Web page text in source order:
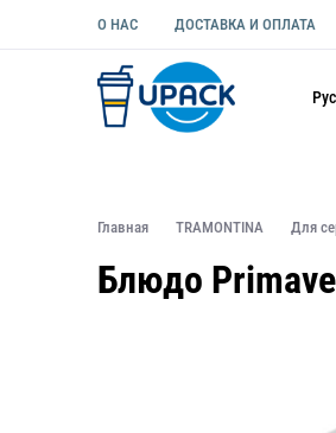
О НАС ДОСТАВКА И ОПЛАТА
Рус
Главная TRAMONTINA Для
Блюдо